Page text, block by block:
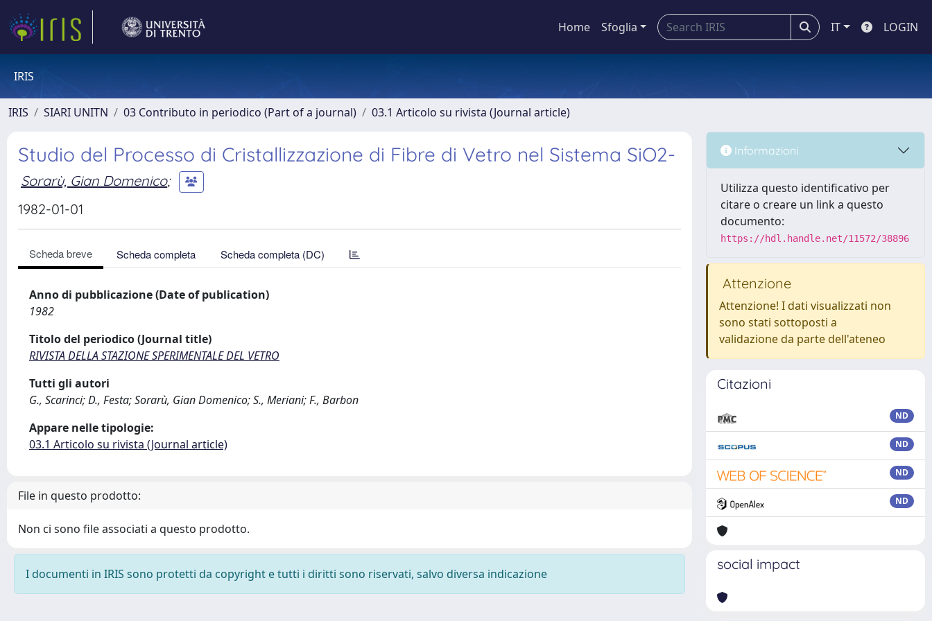
Home Sfoglia IT LOGIN
IRIS
IRIS SIARI UNITN 03 Contributo in periodico (Part of a journal) 03.1 Articolo su rivista (Journal article)
Studio del Processo di Cristallizzazione di Fibre di Vetro nel Sistema SiO2-
Sorarù, Gian Domenico;
1982-01-01
Scheda breve Scheda completa Scheda completa (DC)
Anno di pubblicazione (Date of publication)
1982
Titolo del periodico (Journal title)
RIVISTA DELLA STAZIONE SPERIMENTALE DEL VETRO
Tutti gli autori
G., Scarinci; D., Festa; Sorarù, Gian Domenico; S., Meriani; F., Barbon
Appare nelle tipologie:
03.1 Articolo su rivista (Journal article)
File in questo prodotto:
Non ci sono file associati a questo prodotto.
I documenti in IRIS sono protetti da copyright e tutti i diritti sono riservati, salvo diversa indicazione
Informazioni
Utilizza questo identificativo per
citare o creare un link a questo
documento:
https://hdl.handle.net/11572/38896
Attenzione
Attenzione! I dati visualizzati non
sono stati sottoposti a
validazione da parte dell'ateneo
Citazioni
ND
ND
ND
ND
social impact